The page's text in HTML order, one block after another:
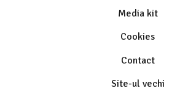
Media kit
Cookies
Contact
Site-ul vechi